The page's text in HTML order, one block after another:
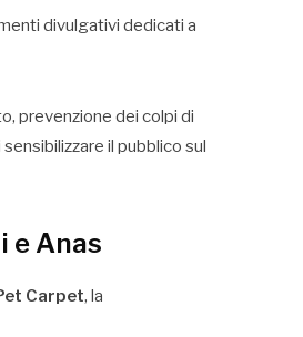
divulgativi dedicati a
prevenzione dei colpi di
il pubblico sul
e Anas
Carpet, la